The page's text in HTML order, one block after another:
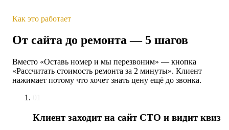
Как это работает
От сайта до ремонта — 5 шагов
Вместо «Оставь номер и мы перезвоним» — кнопка
«Рассчитать стоимость ремонта за 2 минуты». Клиент
нажимает потому что хочет знать цену ещё до звонка.
Клиент заходит на сайт СТО и видит квиз